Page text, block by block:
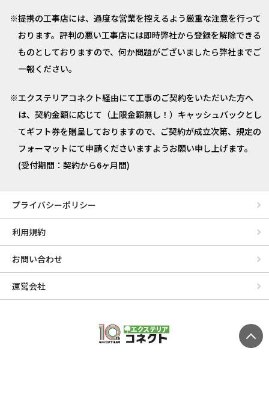
提携の工事店には、過度な営業を控えるよう厳重な注意を行って
おります。評判の悪い工事店には即時弊社から登録を解除できる
ものとしておりますので、何か問題がございましたら弊社までご
一報ください。
エクステリアコネクト経由にて工事のご契約をいただいた方へ
は、契約金額に応じて（上限金額無し！）キャッシュバックとし
てギフト券を贈呈しておりますので、ご契約が成立次第、規定の
フォーマットにて申請くださいますようお願い申し上げます。
(受付期間：契約から6ヶ月間)
プライバシーポリシー
利用規約
お問い合わせ
運営会社